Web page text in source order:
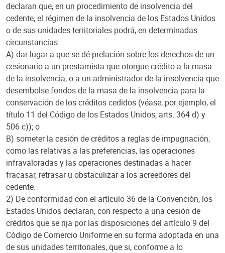
declaran que, en un procedimiento de insolvencia del
cedente, el régimen de la insolvencia de los Estados Unidos
o de sus unidades territoriales podrá, en determinadas
circunstancias:
A) dar lugar a que se dé prelación sobre los derechos de un
cesionario a un prestamista que otorgue crédito a la masa
de la insolvencia, o a un administrador de la insolvencia que
desembolse fondos de la masa de la insolvencia para la
conservación de los créditos cedidos (véase, por ejemplo, el
título 11 del Código de los Estados Unidos, arts. 364 d) y
506 c)); o
B) someter la cesión de créditos a reglas de impugnación,
como las relativas a las preferencias, las operaciones
infravaloradas y las operaciones destinadas a hacer
fracasar, retrasar u obstaculizar a los acreedores del
cedente.
2) De conformidad con el artículo 36 de la Convención, los
Estados Unidos declaran, con respecto a una cesión de
créditos que se rija por las disposiciones del artículo 9 del
Código de Comercio Uniforme en su forma adoptada en una
de sus unidades territoriales, que si, conforme a lo